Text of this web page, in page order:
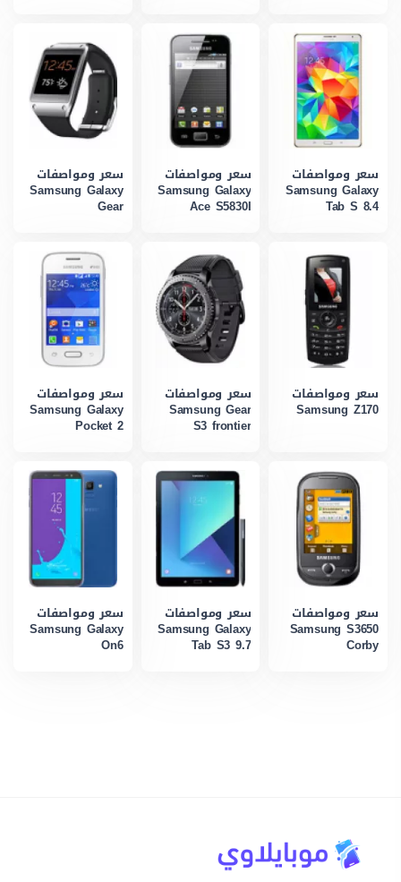
سعر ومواصفات
Samsung Galaxy
Tab S 8.4
سعر ومواصفات
Samsung Galaxy
Ace S5830I
سعر ومواصفات
Samsung Galaxy
Gear
سعر ومواصفات
Samsung Z170
سعر ومواصفات
Samsung Gear
S3 frontier
سعر ومواصفات
Samsung Galaxy
Pocket 2
سعر ومواصفات
Samsung S3650
Corby
سعر ومواصفات
Samsung Galaxy
Tab S3 9.7
سعر ومواصفات
Samsung Galaxy
On6